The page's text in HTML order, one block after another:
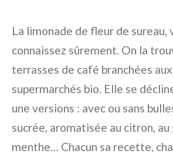
La limonade de fleur de sureau,
connaissez sûrement. On la
terrasses de café branchées
supermarchés bio. Elle se
une versions : avec ou sans
sucrée, aromatisée au citron, au
menthe… Chacun sa recette,